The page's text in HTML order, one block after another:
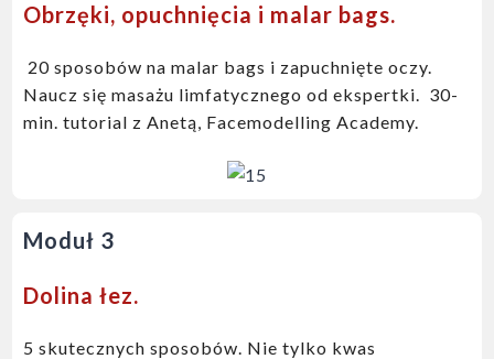
Obrzęki, opuchnięcia i malar bags.
20 sposobów na malar bags i zapuchnięte oczy.
Naucz się masażu limfatycznego od ekspertki. 30-
min. tutorial z Anetą, Facemodelling Academy.
Moduł 3
Dolina łez.
5 skutecznych sposobów. Nie tylko kwas